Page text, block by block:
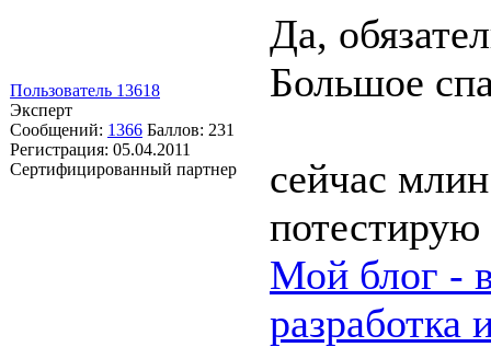
Пользователь 13618
Эксперт
Сообщений: 1366 Баллов: 231
Регистрация: 05.04.2011
Сертифицированный партнер
Да,
Большое
сейчас
потестирую
Мой блог -
разработка